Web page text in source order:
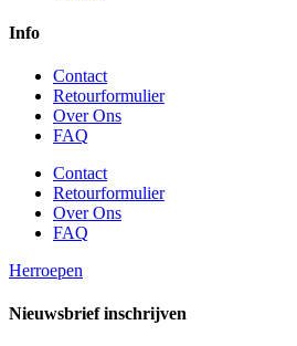
Info
Contact
Retourformulier
Over Ons
FAQ
Contact
Retourformulier
Over Ons
FAQ
Herroepen
Nieuwsbrief inschrijven